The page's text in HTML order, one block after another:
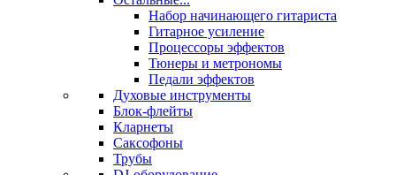
Набор начинающего гитариста
Гитарное усиление
Процессоры эффектов
Тюнеры и метрономы
Педали эффектов
Духовые инструменты
Блок-флейты
Кларнеты
Саксофоны
Трубы